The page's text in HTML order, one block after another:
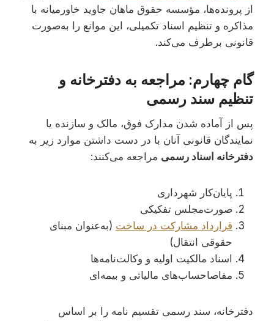
از پرونده‌ها، مؤسسه حقوق ماهان جاوید خاورمیانه با
مذاکره و تنظیم اسناد تکمیلی، این موانع را به‌صورت
قانونی برطرف می‌کند.
گام چهارم: مراجعه به دفترخانه و
تنظیم سند رسمی
پس از آماده شدن مدارک فوق، مالک و سازنده یا
نمایندگان قانونی آنان با در دست داشتن موارد زیر به
دفترخانه اسناد رسمی مراجعه می‌کنند:
پایان‌کار شهرداری
صورت‌مجلس تفکیکی
قرارداد مشارکت در ساخت (به‌عنوان مبنای
حقوقی انتقال)
اسناد مالکیت اولیه و وکالت‌نامه‌ها
مفاصاحساب‌های مالیاتی و بیمه‌ای
دفترخانه، سند رسمی تقسیم نامه را بر اساس